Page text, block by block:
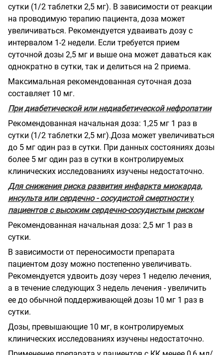
сутки (1/2 таблетки 2,5 мг). В зависимости от реакции
на проводимую терапию пациента, доза может
увеличиваться. Рекомендуется удваивать дозу с
интервалом 1-2 недели. Если требуется прием
суточной дозы 2,5 мг и выше она может даваться как
однократно в сутки, так и делиться на 2 приема.
Максимальная рекомендованная суточная доза
составляет 10 мг.
При диабетической или недиабетической нефропатии
Рекомендованная начальная доза: 1,25 мг 1 раз в
сутки (1/2 таблетки 2,5 мг).Доза может увеличиваться
до 5 мг один раз в сутки. При данных состояниях дозы
более 5 мг один раз в сутки в контролируемых
клинических исследованиях изучены недостаточно.
Для снижения риска развития инфаркта миокарда,
инсульта или сердечно - сосудистой смертностиу
пациентов с высоким сердечно-сосудистым риском
Рекомендованная начальная доза: 2,5 мг 1 раз в
сутки.
В зависимости от переносимости препарата
пациентом дозу можно постепенно увеличивать.
Рекомендуется удвоить дозу через 1 неделю лечения,
а в течение следующих 3 недель лечения - увеличить
ее до обычной поддерживающей дозы 10 мг 1 раз в
сутки.
Дозы, превышающие 10 мг, в контролируемых
клинических исследованиях изучены недостаточно.